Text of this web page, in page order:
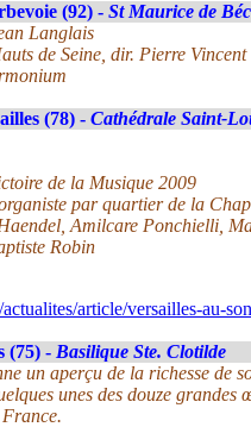
(92) - St Maurice de
Langlais
de Seine, dir. Pierre Vincent
(78) - Cathédrale Saint-
de la Musique 2009
par quartier de la
Amilcare Ponchielli,
Robin
article/versailles-au-
(75) - Basilique Ste. Clotilde
un aperçu de la richesse de
unes des douze
France.